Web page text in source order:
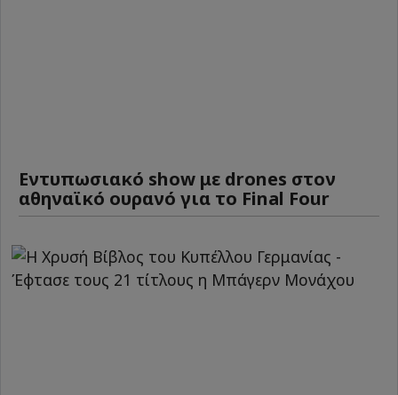
Εντυπωσιακό show με drones στον
αθηναϊκό ουρανό για το Final Four